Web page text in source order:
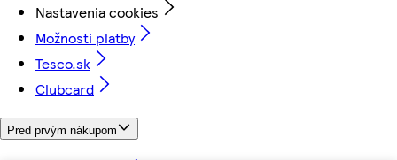
Nastavenia cookies
Možnosti platby
Tesco.sk
Clubcard
Pred prvým nákupom